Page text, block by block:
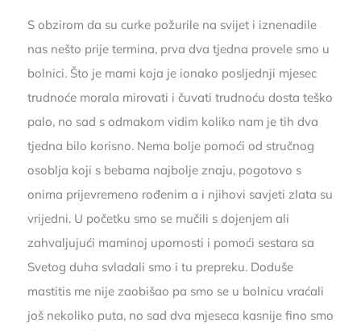
S obzirom da su curke požurile na svijet i iznenadile
nas nešto prije termina, prva dva tjedna provele smo u
bolnici. Što je mami koja je ionako posljednji mjesec
trudnoće morala mirovati i čuvati trudnoću dosta teško
palo, no sad s odmakom vidim koliko nam je tih dva
tjedna bilo korisno. Nema bolje pomoći od stručnog
osoblja koji s bebama najbolje znaju, pogotovo s
onima prijevremeno rođenim a i njihovi savjeti zlata su
vrijedni. U početku smo se mučili s dojenjem ali
zahvaljujući maminoj upornosti i pomoći sestara sa
Svetog duha svladali smo i tu prepreku. Doduše
mastitis me nije zaobišao pa smo se u bolnicu vraćali
još nekoliko puta, no sad dva mjeseca kasnije fino smo